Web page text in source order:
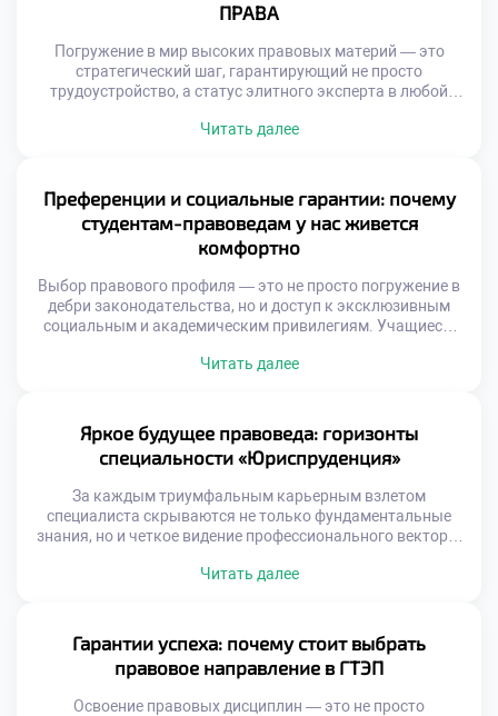
ПРАВА
Погружение в мир высоких правовых материй — это
стратегический шаг, гарантирующий не просто
трудоустройство, а статус элитного эксперта в любой
законотворчества, судебной практики и международных
любой сложности. Именно поэтому продуманное
обучение в московском техникуме становится тем самым
надежным трамплином, […]
Читать далее
Преференции и социальные гарантии: почему
студентам-правоведам у нас живется
комфортно
Выбор правового профиля — это не просто погружение в
дебри законодательства, но и доступ к эксклюзивным
социальным и академическим привилегиям. Учащиеся,
обретают мощный фундамент для личного и карьерного
в мир больших возможностей, где каждый студент
окружен заботой и […]
Читать далее
Яркое будущее правоведа: горизонты
специальности «Юриспруденция»
За каждым триумфальным карьерным взлетом
специалиста скрываются не только фундаментальные
знания, но и четкое видение профессионального вектора.
справедливости, охватывая в своей деятельности всё: от
обучение в московском техникуме становится тем самым
надежным стартом, который позволяет будущим
экспертам не просто освоить нормы, […]
Читать далее
Гарантии успеха: почему стоит выбрать
правовое направление в ГТЭП
Освоение правовых дисциплин — это не просто